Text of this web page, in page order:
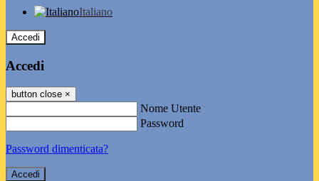
Italiano
Accedi
Accedi
button close ×
Nome Utente
Password
Password dimenticata?